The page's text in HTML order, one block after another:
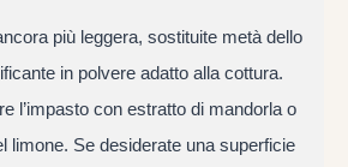
più leggera, sostituite metà dello
in polvere adatto alla cottura.
l’impasto con estratto di mandorla o
limone. Se desiderate una superficie